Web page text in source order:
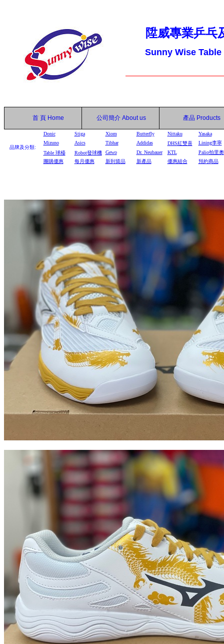
陞威專業乒乓
Sunny Wise
首 頁 Home 公司簡介 About us 產品 Products
品牌及分類:
Donic Stiga Xiom Butterfly Nittaku
Yasaka
Mizuno
Asics Tibhar Addidas DHS紅雙喜
Lining李寧
Table 球檯 Robot發球機 Gewo Dr. Neubauer KTL
Palio拍里奧
團購優惠
每月優惠 新到貨品 新產品 優惠組合 預約商品